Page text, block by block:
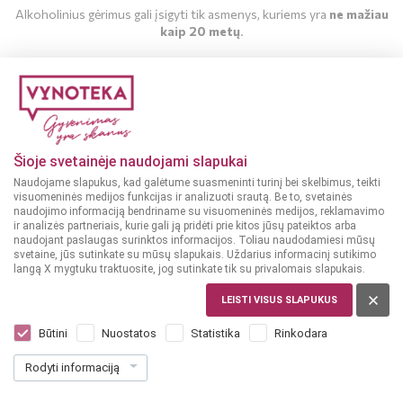
Šioje svetainėje naudojami slapukai
Naudojame slapukus, kad galėtume suasmeninti turinį bei skelbimus, teikti
visuomeninės medijos funkcijas ir analizuoti srautą. Be to, svetainės
naudojimo informaciją bendriname su visuomeninės medijos, reklamavimo
ir analizės partneriais, kurie gali ją pridėti prie kitos jūsų pateiktos arba
naudojant paslaugas surinktos informacijos. Toliau naudodamiesi mūsų
svetaine, jūs sutinkate su mūsų slapukais. Uždarius informacinį sutikimo
langą X mygtuku traktuosite, jog sutinkate tik su privalomais slapukais.
LEISTI VISUS SLAPUKUS
Būtini Nuostatos Statistika Rinkodara
Rodyti informaciją
Alkoholinius gėrimus gali įsigyti tik asmenys, kuriems yra ne mažiau
kaip 20 metų.
Ispanija
Ispanija
Ispanija
Ispanija
PAR
Argentina
Kitos šalys
Vynas iškylai